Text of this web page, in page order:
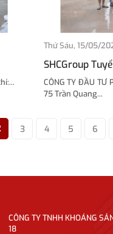
Thứ Sáu, 15/05/
SHCGroup
CÔNG TY ĐẦU TƯ
75 Trần Quang...
3 4 5 6
CÔNG TY TNHH KHOÁNG
18